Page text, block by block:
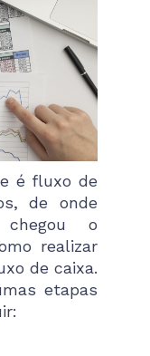
é fluxo de
de onde
o
realizar
de caixa.
etapas